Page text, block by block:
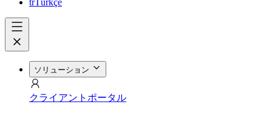
trTürkçe
ソリューション
クライアントポータル